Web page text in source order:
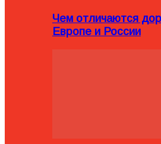
Чем отличаются
Европе и России